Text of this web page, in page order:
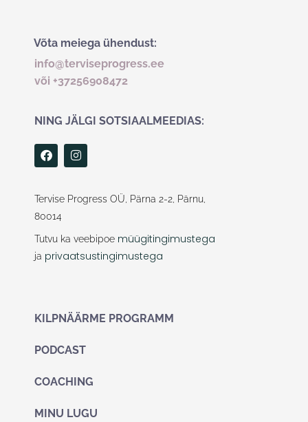
Võta meiega ühendust:
info@terviseprogress.ee
või +37256908472
NING JÄLGI SOTSIAALMEEDIAS:
F
a
c
b
o
o
I
n
s
a
g
m
Tervise Progress OÜ, Pärna 2-2, Pärnu,
80014
Tutvu ka veebipoe müügitingimustega
ja privaatsustingimustega
KILPNÄÄRME PROGRAMM
PODCAST
COACHING
MINU LUGU